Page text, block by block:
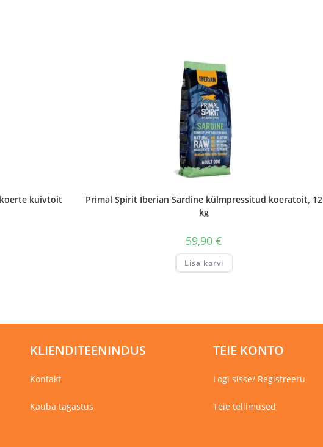
kuivtoit
€
Primal Spirit Iberian Sardine külmpressitud koeratoit, 12
kg
59,90 €
Lisa korvi
KLIENDITEENINDUS
Kontakt
Kauba tagastus
TEIE KONTO
Logi sisse/ Registreeru
Teie tellimused